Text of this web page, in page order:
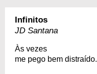
Infinitos
JD Santana
Às vezes
me pego bem distraído.